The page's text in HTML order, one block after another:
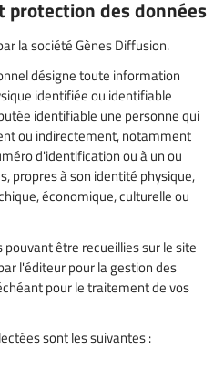
protection des données
la société Gènes Diffusion.
désigne toute information
identifiée ou identifiable
identifiable une personne qui
ou indirectement, notamment
d'identification ou à un ou
propres à son identité physique,
économique, culturelle ou
être recueillies sur le site
l'éditeur pour la gestion des
pour le traitement de vos
sont les suivantes :